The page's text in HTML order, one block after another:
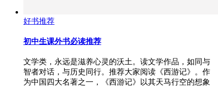
好书推荐
初中生课外书必读推荐
文学类，永远是滋养心灵的沃土。读文学作品，如同与
智者对话，与历史同行。推荐大家阅读《西游记》。作
为中国四大名著之一，《西游记》以其天马行空的想象